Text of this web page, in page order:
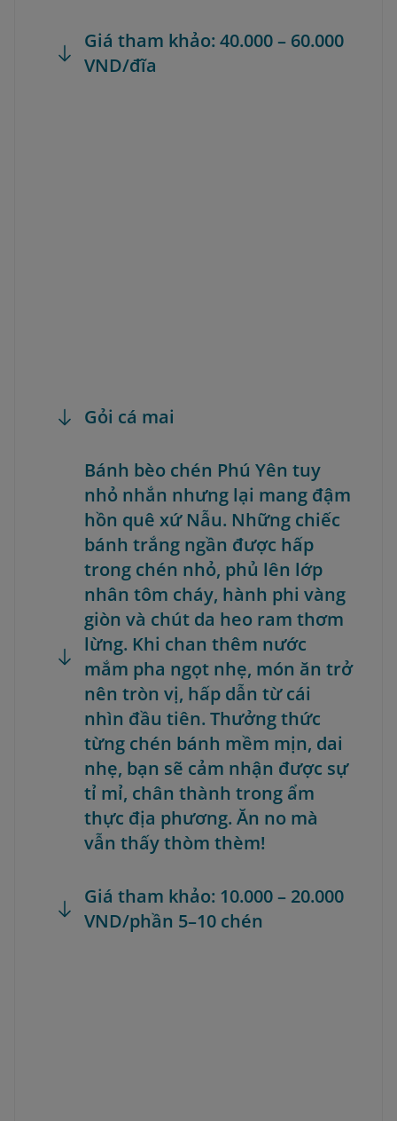
Giá tham khảo: 40.000 – 60.000
VND/đĩa
Gỏi cá mai
Bánh bèo chén Phú Yên tuy
nhỏ nhắn nhưng lại mang đậm
hồn quê xứ Nẫu. Những chiếc
bánh trắng ngần được hấp
trong chén nhỏ, phủ lên lớp
nhân tôm cháy, hành phi vàng
giòn và chút da heo ram thơm
lừng. Khi chan thêm nước
mắm pha ngọt nhẹ, món ăn trở
nên tròn vị, hấp dẫn từ cái
nhìn đầu tiên. Thưởng thức
từng chén bánh mềm mịn, dai
nhẹ, bạn sẽ cảm nhận được sự
tỉ mỉ, chân thành trong ẩm
thực địa phương. Ăn no mà
vẫn thấy thòm thèm!
Giá tham khảo: 10.000 – 20.000
VND/phần 5–10 chén